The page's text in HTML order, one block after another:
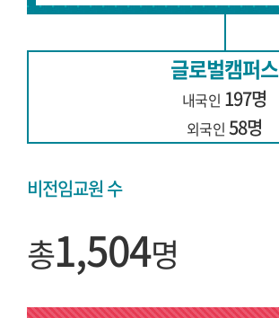
글로벌캠퍼스
내국인 197명
외국인 58명
비전임교원 수
총1,504명